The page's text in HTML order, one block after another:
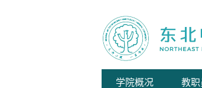
学院概况 教职